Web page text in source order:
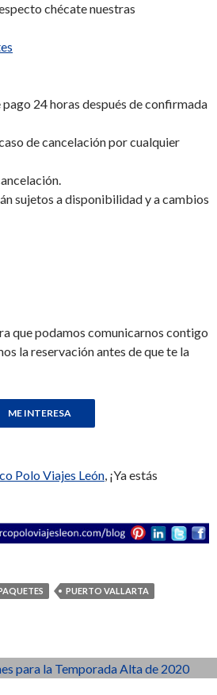
chécate nuestras
pago 24 horas después de confirmada
de cancelación por cualquier
sujetos a disponibilidad y a cambios
que podamos comunicarnos contigo
la reservación antes de que te la
Polo Viajes León , ¡Ya estás
PUERTO VALLARTA